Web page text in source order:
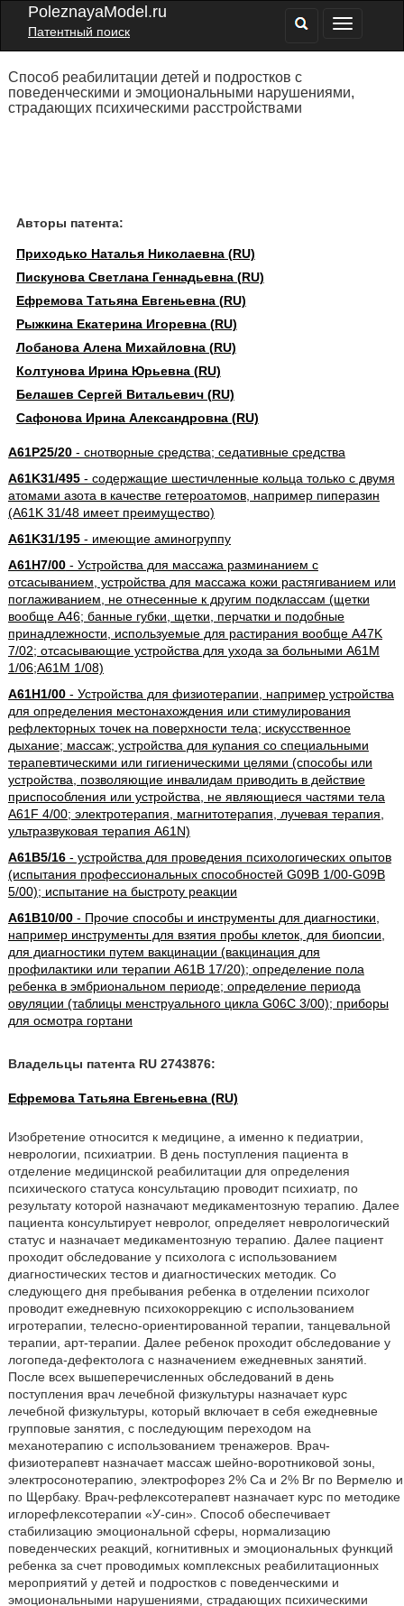
PoleznayaModel.ru
Патентный поиск
Способ реабилитации детей и подростков с
поведенческими и эмоциональными нарушениями,
страдающих психическими расстройствами
Авторы патента:
Приходько Наталья Николаевна (RU)
Пискунова Светлана Геннадьевна (RU)
Ефремова Татьяна Евгеньевна (RU)
Рыжкина Екатерина Игоревна (RU)
Лобанова Алена Михайловна (RU)
Колтунова Ирина Юрьевна (RU)
Белашев Сергей Витальевич (RU)
Сафонова Ирина Александровна (RU)
A61P25/20- снотворные средства; седативные средства
A61K31/495- содержащие шестичленные кольца только с двумя
атомами азота в качестве гетероатомов, например пиперазин
(A61K 31/48 имеет преимущество)
A61K31/195- имеющие аминогруппу
A61H7/00- Устройства для массажа разминанием с
отсасыванием, устройства для массажа кожи растягиванием или
поглаживанием, не отнесенные к другим подклассам (щетки
вообще A46; банные губки, щетки, перчатки и подобные
принадлежности, используемые для растирания вообще A47K
7/02; отсасывающие устройства для ухода за больными A61M
1/06;A61M 1/08)
A61H1/00- Устройства для физиотерапии, например устройства
для определения местонахождения или стимулирования
рефлекторных точек на поверхности тела; искусственное
дыхание; массаж; устройства для купания со специальными
терапевтическими или гигиеническими целями (способы или
устройства, позволяющие инвалидам приводить в действие
приспособления или устройства, не являющиеся частями тела
A61F 4/00; электротерапия, магнитотерапия, лучевая терапия,
ультразвуковая терапия A61N)
A61B5/16- устройства для проведения психологических опытов
(испытания профессиональных способностей G09B 1/00-G09B
5/00); испытание на быстроту реакции
A61B10/00- Прочие способы и инструменты для диагностики,
например инструменты для взятия пробы клеток, для биопсии,
для диагностики путем вакцинации (вакцинация для
профилактики или терапии A61B 17/20); определение пола
ребенка в эмбриональном периоде; определение периода
овуляции (таблицы менструального цикла G06C 3/00); приборы
для осмотра гортани
Владельцы патента RU 2743876:
Ефремова Татьяна Евгеньевна (RU)
Изобретение относится к медицине, а именно к педиатрии,
неврологии, психиатрии. В день поступления пациента в
отделение медицинской реабилитации для определения
психического статуса консультацию проводит психиатр, по
результату которой назначают медикаментозную терапию. Далее
пациента консультирует невролог, определяет неврологический
статус и назначает медикаментозную терапию. Далее пациент
проходит обследование у психолога с использованием
диагностических тестов и диагностических методик. Со
следующего дня пребывания ребенка в отделении психолог
проводит ежедневную психокоррекцию с использованием
игротерапии, телесно-ориентированной терапии, танцевальной
терапии, арт-терапии. Далее ребенок проходит обследование у
логопеда-дефектолога с назначением ежедневных занятий.
После всех вышеперечисленных обследований в день
поступления врач лечебной физкультуры назначает курс
лечебной физкультуры, который включает в себя ежедневные
групповые занятия, с последующим переходом на
механотерапию с использованием тренажеров. Врач-
физиотерапевт назначает массаж шейно-воротниковой зоны,
электросонотерапию, электрофорез 2% Са и 2% Br по Вермелю и
по Щербаку. Врач-рефлексотерапевт назначает курс по методике
иглорефлексотерапии «У-син». Способ обеспечивает
стабилизацию эмоциональной сферы, нормализацию
поведенческих реакций, когнитивных и эмоциональных функций
ребенка за счет проводимых комплексных реабилитационных
мероприятий у детей и подростков с поведенческими и
эмоциональными нарушениями, страдающих психическими